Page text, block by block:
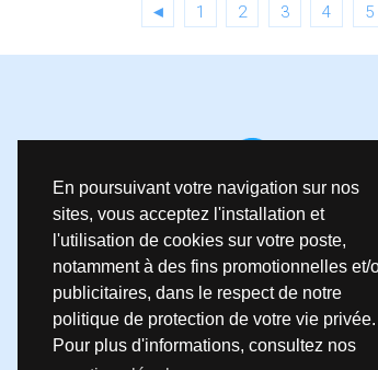
En poursuivant votre navigation sur nos
sites, vous acceptez l'installation et
l'utilisation de cookies sur votre poste,
notamment à des fins promotionnelles et/
publicitaires, dans le respect de notre
politique de protection de votre vie privée.
Pour plus d'informations, consultez nos
◄ 1 2 3 4 5
Latitude Challenge
Dealer d'adrénaline